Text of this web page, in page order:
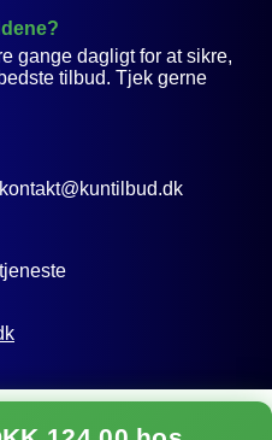
gange dagligt for at sikre,
tilbud. Tjek gerne